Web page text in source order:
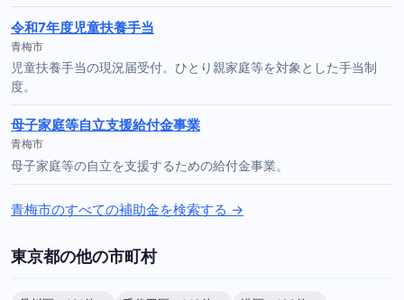
令和7年度児童扶養手当
青梅市
児童扶養手当の現況届受付。ひとり親家庭等を対象とした手当制
度。
母子家庭等自立支援給付金事業
青梅市
母子家庭等の自立を支援するための給付金事業。
青梅市のすべての補助金を検索する →
東京都の他の市町村